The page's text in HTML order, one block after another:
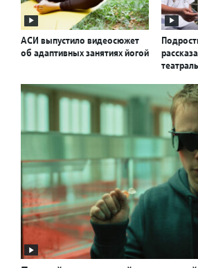
АСИ выпустило видеосюжет
об адаптивных занятиях йогой